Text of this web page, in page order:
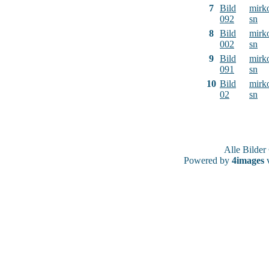
7 Bild
092
sn
8 Bild
002
sn
9 Bild
091
sn
10 Bild
02
sn
Alle
Powered by 4images